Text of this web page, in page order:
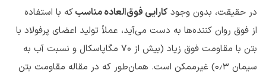
در حقیقت، بدون وجود کارایی فوق‌العاده مناسبکه با استفاده
از فوق روان کننده‌ها به دست می‌آید، عملاً تولید اعضای پرفولاد با
بتن با مقاومت فوق زیاد (بیش از 70 مگاپاسکال و نسبت آب به
سیمان ۰٫۳) غیرممکن است. همان‌طور که در مقاله مقاومت بتن